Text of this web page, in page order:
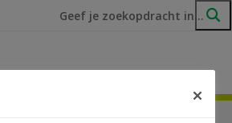
Ik ben op zoek naar
Zoeken